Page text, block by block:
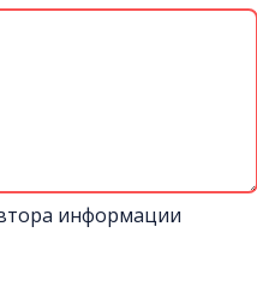
информации